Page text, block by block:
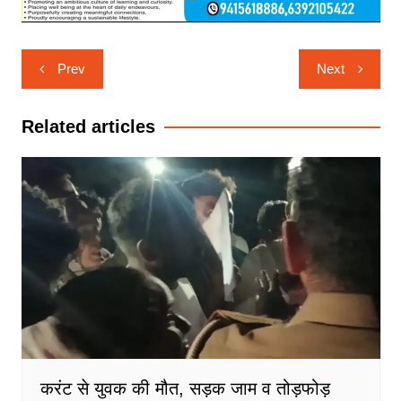
Post
navigation
Prev Next
Related articles
करंट से युवक की मौत, सड़क जाम व तोड़फोड़